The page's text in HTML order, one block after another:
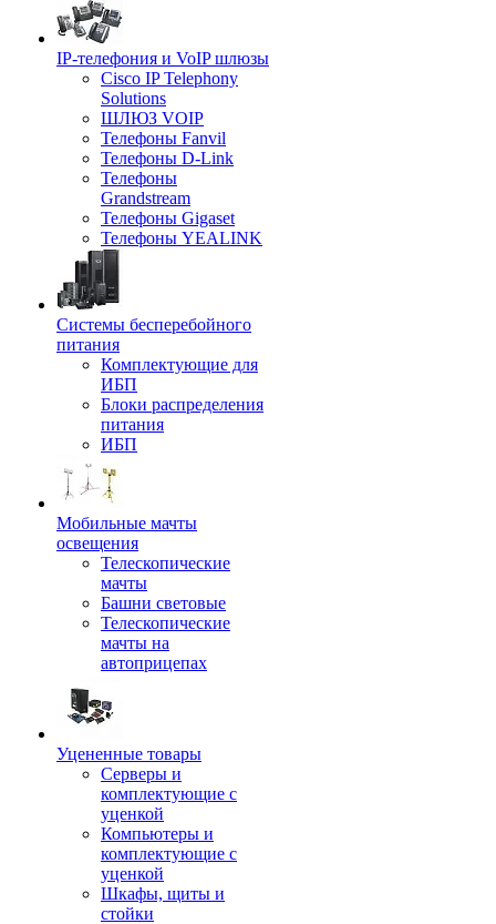
IP-телефония и VoIP шлюзы
Cisco IP Telephony
Solutions
ШЛЮЗ VOIP
Телефоны Fanvil
Телефоны D-Link
Телефоны
Grandstream
Телефоны Gigaset
Телефоны YEALINK
Системы бесперебойного
питания
Комплектующие для
ИБП
Блоки распределения
питания
ИБП
Мобильные мачты
освещения
Телескопические
мачты
Башни световые
Телескопические
мачты на
автоприцепах
Уцененные товары
Серверы и
комплектующие с
уценкой
Компьютеры и
комплектующие с
уценкой
Шкафы, щиты и
стойки